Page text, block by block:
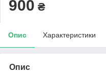
900 ₴
Опис Характеристики
Опис